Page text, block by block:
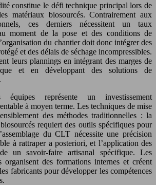
constitue le défi technique principal lors de
matériaux biosourcés. Contrairement aux
ces derniers nécessitent un taux
moment de la pose et des conditions de
du chantier doit donc intégrer des
et des délais de séchage incompressibles.
leurs plannings en intégrant des marges de
et en développant des solutions de
représente un investissement
à moyen terme. Les techniques de mise
des méthodes traditionnelles : la
requiert des outils spécifiques pour
du CLT nécessite une précision
à rattraper a posteriori, et l’application des
un savoir-faire artisanal spécifique. Les
organisent des formations internes et créent
fabricants pour développer les compétences